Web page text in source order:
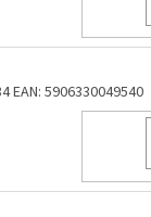
EAN: 5906330049540